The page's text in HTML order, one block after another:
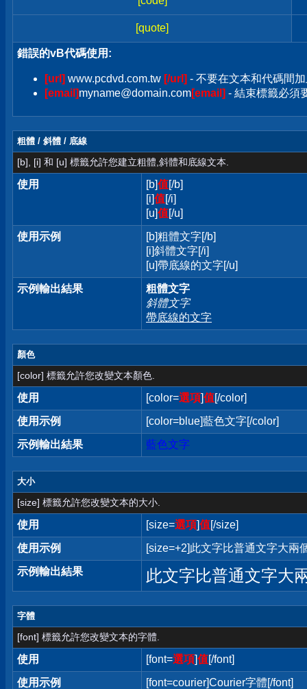
[quote]
錯誤的vB代碼使用:
[url] www.pcdvd.com.tw [/url] - 不要在文本和代碼間
[email]myname@domain.com[email] - 結束標籤必須
粗體 / 斜體 / 底線
[b], [i] 和 [u] 標籤允許您建立粗體,斜體和底線文本.
使用 [b]值[/b]
[i]值[/i]
[u]值[/u]
使用示例
[b]粗體文字[/b]
[i]斜體文字[/i]
[u]帶底線的文字[/u]
示例輸出結果
粗體文字
斜體文字
帶底線的文字
顏色
[color] 標籤允許您改變文本顏色.
使用 [color=選項]值[/color]
使用示例
[color=blue]藍色文字[/color]
示例輸出結果
藍色文字
大小
[size] 標籤允許您改變文本的大小.
使用 [size=選項]值[/size]
使用示例
[size=+2]此文字比普通文字大兩
示例輸出結果
此文字比普通文字大
字體
[font] 標籤允許您改變文本的字體.
使用 [font=選項]值[/font]
使用示例
[font=courier]Courier字體[/font]